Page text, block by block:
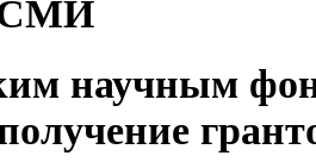
СМИ
научным